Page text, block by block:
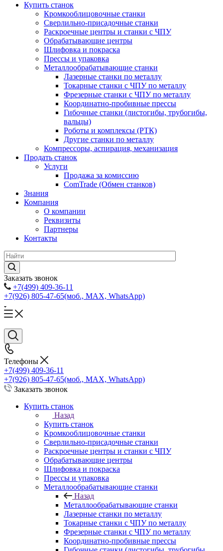
Купить станок
Кромкооблицовочные станки
Сверлильно-присадочные станки
Раскроечные центры и станки с ЧПУ
Обрабатывающие центры
Шлифовка и покраска
Прессы и упаковка
Металлообрабатывающие станки
Лазерные станки по металлу
Токарные станки с ЧПУ по металлу
Фрезерные станки с ЧПУ по металлу
Координатно-пробивные прессы
Гибочные станки (листогибы, трубогибы,
вальцы)
Роботы и комплексы (РТК)
Другие станки по металлу
Компрессоры, аспирация, механизация
Продать станок
Услуги
Продажа за комиссию
ComTrade (Обмен станков)
Знания
Компания
О компании
Реквизиты
Партнеры
Контакты
Заказать звонок
+7(499) 409-36-11
+7(926) 805-47-65(моб., MAX, WhatsApp)
Телефоны
+7(499) 409-36-11
+7(926) 805-47-65(моб., MAX, WhatsApp)
Заказать звонок
Купить станок
Назад
Купить станок
Кромкооблицовочные станки
Сверлильно-присадочные станки
Раскроечные центры и станки с ЧПУ
Обрабатывающие центры
Шлифовка и покраска
Прессы и упаковка
Металлообрабатывающие станки
Назад
Металлообрабатывающие станки
Лазерные станки по металлу
Токарные станки с ЧПУ по металлу
Фрезерные станки с ЧПУ по металлу
Координатно-пробивные прессы